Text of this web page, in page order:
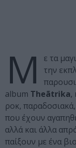
Μ
ε τα
την
album Τheãtrika,
ροκ,
που έχουν
αλλά και άλλα
παίξουν με ένα